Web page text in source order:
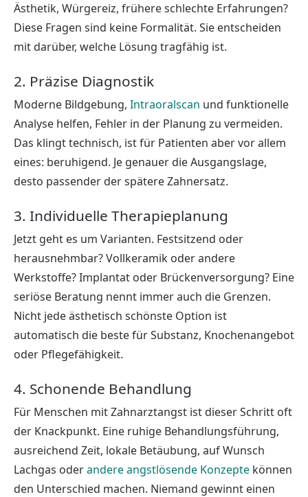
Ästhetik, Würgereiz, frühere schlechte Erfahrungen?
Diese Fragen sind keine Formalität. Sie entscheiden
mit darüber, welche Lösung tragfähig ist.
2. Präzise Diagnostik
Moderne Bildgebung, Intraoralscan und funktionelle
Analyse helfen, Fehler in der Planung zu vermeiden.
Das klingt technisch, ist für Patienten aber vor allem
eines: beruhigend. Je genauer die Ausgangslage,
desto passender der spätere Zahnersatz.
3. Individuelle Therapieplanung
Jetzt geht es um Varianten. Festsitzend oder
herausnehmbar? Vollkeramik oder andere
Werkstoffe? Implantat oder Brückenversorgung? Eine
seriöse Beratung nennt immer auch die Grenzen.
Nicht jede ästhetisch schönste Option ist
automatisch die beste für Substanz, Knochenangebot
oder Pflegefähigkeit.
4. Schonende Behandlung
Für Menschen mit Zahnarztangst ist dieser Schritt oft
der Knackpunkt. Eine ruhige Behandlungsführung,
ausreichend Zeit, lokale Betäubung, auf Wunsch
Lachgas oderandere angstlösende Konzepte können
den Unterschied machen. Niemand gewinnt einen